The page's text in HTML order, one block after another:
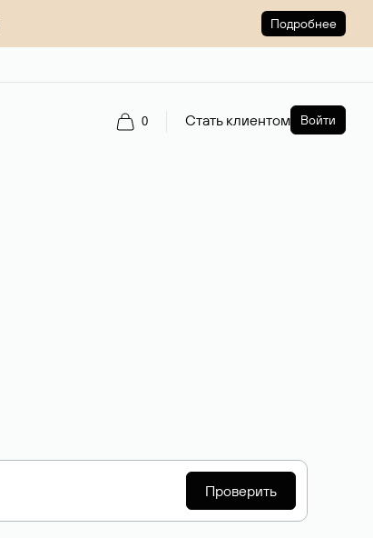
Подробнее
0 Стать клиентом Войти
Проверить